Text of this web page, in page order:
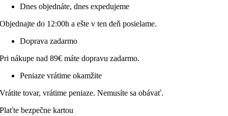
Dnes objednáte, dnes expedujeme
Objednajte do 12:00h a ešte v ten deň posielame.
Doprava zadarmo
Pri nákupe nad 89€ máte dopravu zadarmo.
Peniaze vrátime okamžite
Vrátite tovar, vrátime peniaze. Nemusíte sa obávať.
Plaťte bezpečne kartou